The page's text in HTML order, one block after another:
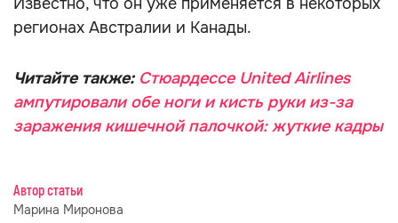
регионах Австралии и Канады.
Читайте также: Стюардессе United Airlines
ампутировали обе ноги и кисть руки из-за
заражения кишечной палочкой: жуткие кадры
Автор статьи
Марина Миронова